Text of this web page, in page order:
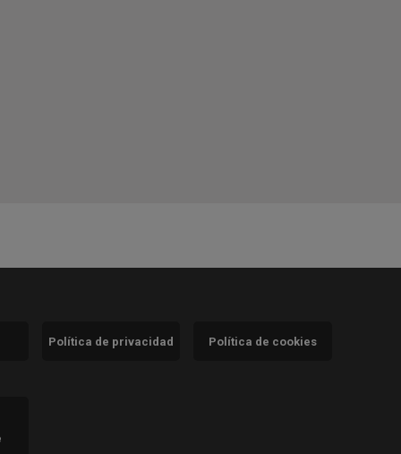
Política de privacidad Política de cookies